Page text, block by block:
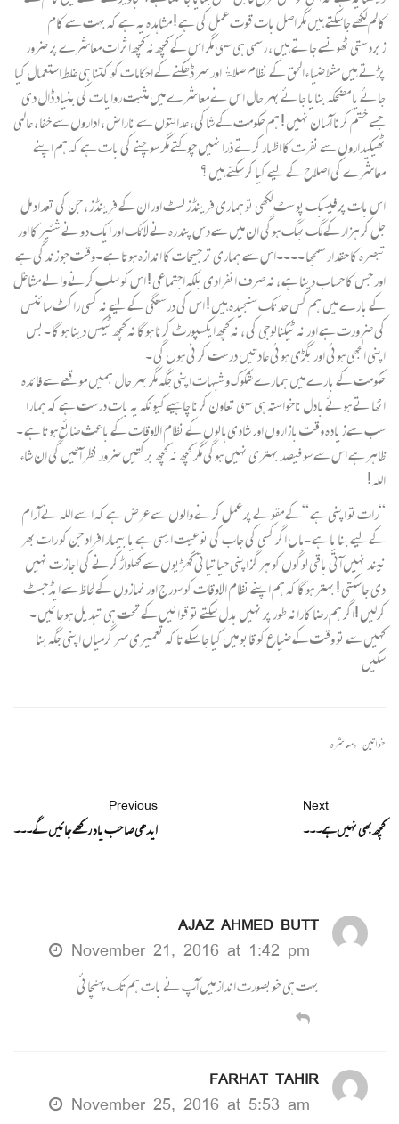
کالم لکهے جاسکتے ہیں مگر اصل بات قوت عمل کی ہے ! مشاہدہ یہ ہے کہ بہت سے کام
زبردستی ٹهونسے جاتے ہیں ، رسمی ہی سہی مگر اس کے کچھ نہ کچھ اثرات معاشرے پر ضرور
پڑتے ہیں مثلا ضیا ءالحق کے نظام صلاۃٰ اور سر ڈهکنے کے احکامات کو کتنا ہی غلط استعمال کیا
جائے یا مضحکہ بنایا جائے بہر حال اس نے معاشرے میں مثبت روایات کی بنیاد ڈال دی
جسے ختم کرنا آسان نہیں ! ہم حکومت کے شاکی، عدالتوں سے ناراض ، اداروں سے خفا ، عالمی
ٹھیکیداروں سے نفرت کا اظہار کرتے ذرا نہیں چوکتے مگر سوچنے کی بات ہے کہ ہم اپنے
معاشرے کی اصلاح کے لیے کیا کر سکتے ہیں ؟
اس بات پر فیسبک پو سٹ لکھی تو ہماری فرینڈز لسٹ اور ان کے فرینڈز ، جن کی تعداد مل
جل کر ہزار کے لگ بھگ ہوگی ان میں سے دس پندرہ نے لائک اور ایک دو نے شئیر کا اور
تبصرہ کا حقدار سمجھا ۔۔۔۔اس سے ہماری تر جیحات کا اندازہ ہوتا ہے ۔وقت جو زندگی ہے
اور جس کا حساب دینا ہے ، نہ صرف انفرادی بلکہ اجتماعی ! اس کو سلب کرنے والے مشاغل
کے بارے میں ہم کس حد تک سنجیدہ ہیں ! اس کی درستگی کے لیے نہ کسی راکٹ سائنس
کی ضرورت ہے اور نہ ٹیکنالوجی کی ، نہ کچھ ایکسپورٹ کرنا ہوگا نہ کچھ ٹیکس دینا ہو گا ۔بس
اپنی الجھی ہوئی اور بگڑی ہوئی عادتیں درست کر نی ہوں گی ۔
حکومت کے بارے میں ہمارے شکوک و شبہات اپنی جگہ مگر بہر حال ہمیں موقعے سے فائدہ
اٹھا تے ہوئے بادل ناخواستہ ہی سہی تعاون کرنا چاہیےکیونکہ یہ بات درست ہے کہ ہمارا
سب سے زیادہ وقت بازاروں اور شادی ہالوں کے نظام الاوقات کے باعث ضائع ہوتا ہے ۔
ظاہر ہے اس سے سو فیصد بہتری نہیں ہوگی مگر کچھ نہ کچھ برکتیں ضرور نظر آئیں گی ان شاء
اللہ !
“رات تو اپنی ہے “کے مقولے پر عمل کرنے والوں سے عرض ہے کہ اسے اللہ نے آرام
کے لیے بنا یا ہے ۔ہاں اگر کسی کی جاب کی نوعیت ایسی ہے یا بیمار افراد جن کو رات بھر
نیند نہیں آتی باقی لوگوں کو ہر گز اپنی حیاتیاتی گھڑیوں سے کھلواڑ کرنے کی اجازت نہیں
دی جاسکتی ! بہتر ہوگا کہ ہم اپنے نظام الاوقات کو سورج اور نمازوں کے لحاظ سے ایڈجسٹ
کرلیں !اگر ہم رضا کارانہ طور پر نہیں بدل سکتے تو قوانیں کے تحت ہی تبدیل ہوجائیں ۔
کہیں سے تو وقت کے ضیاع کو قابو میں کیا جاسکے تا کہ تعمیری سر گرمیاں اپنی جگہ بنا
سکیں
خواتین ,معاشرہ
Previous
ایدھی صاحب یاد رکھے جائیں گے۔۔۔
Next
کچھ بھی نہیں ہے۔۔۔
AJAZ AHMED BUTT
November 21, 2016 at 1:42 pm
بہت ہی خوبصورت انداز میں آپ نے بات ہم تک پہنچائی
FARHAT TAHIR
November 25, 2016 at 5:53 am